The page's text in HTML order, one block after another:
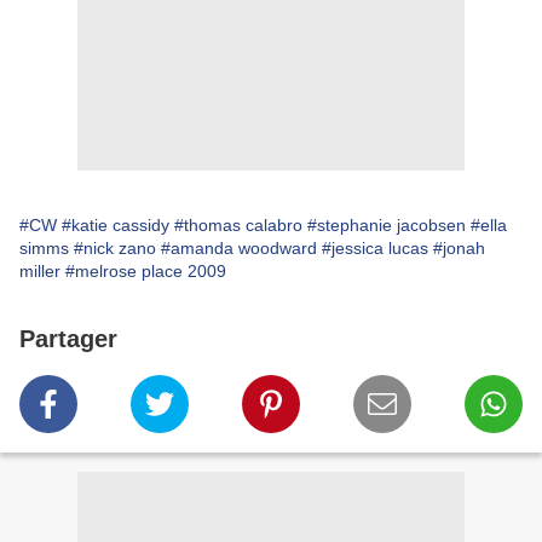
#CW #katie cassidy #thomas calabro #stephanie jacobsen #ella
simms #nick zano #amanda woodward #jessica lucas #jonah
miller #melrose place 2009
Partager